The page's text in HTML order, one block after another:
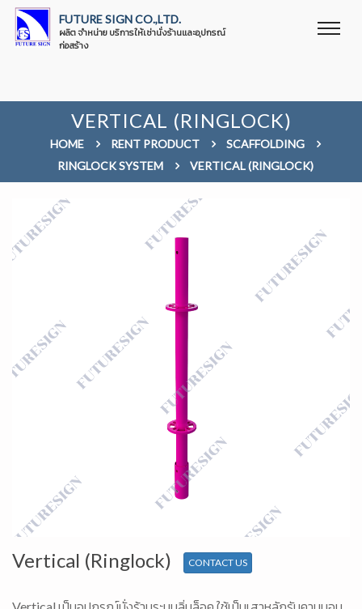
FUTURE SIGN CO.,LTD.
ผลิต จำหน่าย บริการให้เช่านั่งร้านและอุปกรณ์
ก่อสร้าง
VERTICAL (RINGLOCK)
HOME RENT PRODUCT
SCAFFOLDING
RINGLOCK SYSTEM
VERTICAL (RINGLOCK)
Vertical (Ringlock) CONTACT US